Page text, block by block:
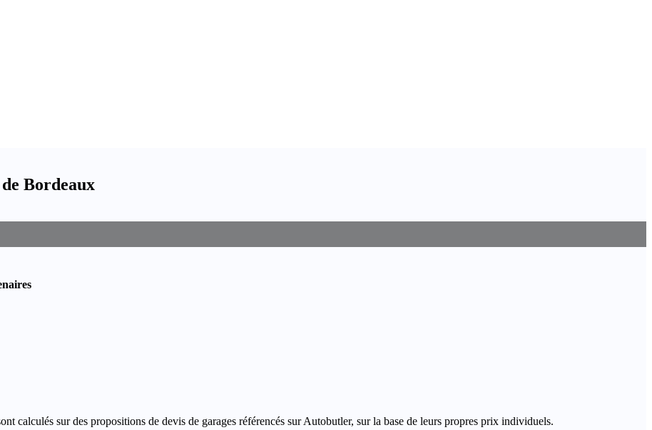
Bordeaux
calculés sur des propositions de devis de garages référencés sur Autobutler, sur la base de leurs propres prix individuels.